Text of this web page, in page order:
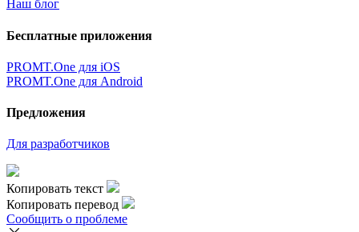
Наш блог
Бесплатные приложения
PROMT.One для iOS
PROMT.One для Android
Предложения
Для разработчиков
Копировать текст
Копировать перевод
Сообщить о проблеме